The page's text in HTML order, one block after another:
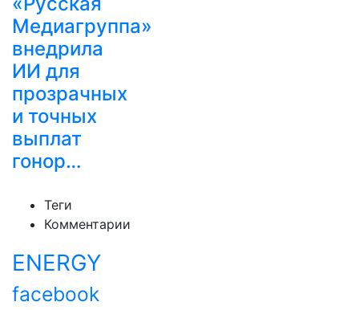
Медиагруппа»
внедрила
ИИ для
прозрачных
и точных
выплат
гонор…
Теги
Комментарии
ENERGY
facebook